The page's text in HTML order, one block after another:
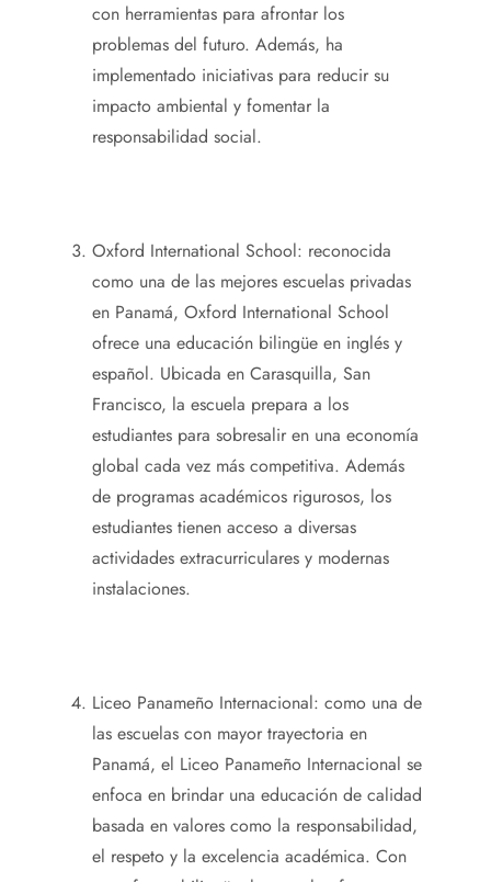
con herramientas para afrontar los
problemas del futuro. Además, ha
implementado iniciativas para reducir su
impacto ambiental y fomentar la
responsabilidad social.
Oxford International School: reconocida
como una de las mejores escuelas privadas
en Panamá, Oxford International School
ofrece una educación bilingüe en inglés y
español. Ubicada en Carasquilla, San
Francisco, la escuela prepara a los
estudiantes para sobresalir en una economía
global cada vez más competitiva. Además
de programas académicos rigurosos, los
estudiantes tienen acceso a diversas
actividades extracurriculares y modernas
instalaciones.
Liceo Panameño Internacional: como una de
las escuelas con mayor trayectoria en
Panamá, el Liceo Panameño Internacional se
enfoca en brindar una educación de calidad
basada en valores como la responsabilidad,
el respeto y la excelencia académica. Con